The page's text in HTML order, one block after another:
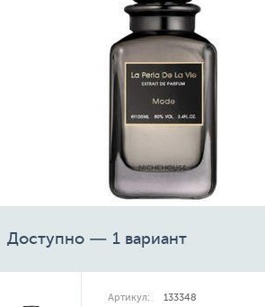
Доступно — 1 вариант
Артикул: 133348